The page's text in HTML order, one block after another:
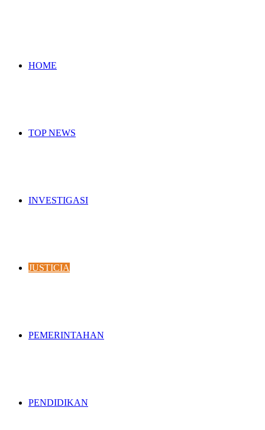
HOME
TOP NEWS
INVESTIGASI
JUSTICIA
PEMERINTAHAN
PENDIDIKAN